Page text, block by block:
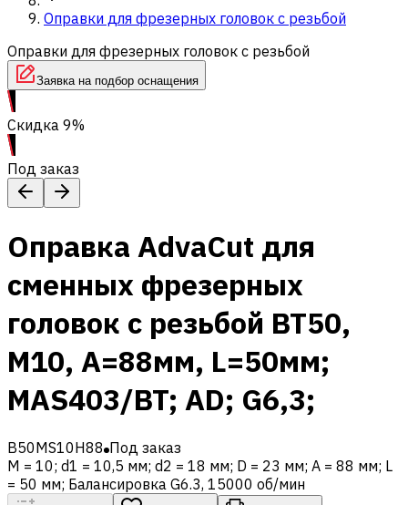
Оправки для фрезерных головок с резьбой
Оправки для фрезерных головок с резьбой
Заявка на подбор оснащения
Скидка 9%
Под заказ
Оправка AdvaCut для
сменных фрезерных
головок с резьбой BT50,
M10, A=88мм, L=50мм;
MAS403/BT; AD; G6,3;
B50MS10H88 Под заказ
M = 10; d1 = 10,5 мм; d2 = 18 мм; D = 23 мм; A = 88 мм; L
= 50 мм; Балансировка G6.3, 15000 об/мин